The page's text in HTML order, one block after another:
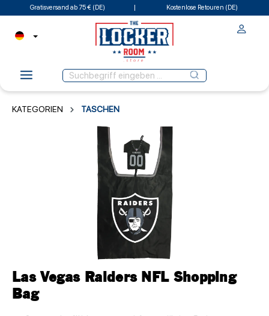
Gratisversand ab 75 € (DE) Kostenlose Retouren (DE)
KATEGORIEN TASCHEN
Las Vegas Raiders NFL Shopping
Bag